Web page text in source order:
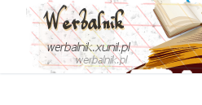
Przejdź
treści